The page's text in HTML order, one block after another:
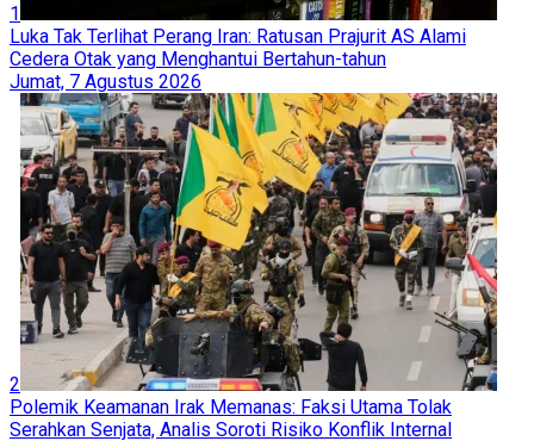
1
Luka Tak Terlihat Perang Iran: Ratusan Prajurit AS Alami
Cedera Otak yang Menghantui Bertahun-tahun
Jumat, 7 Agustus 2026
2
Polemik Keamanan Irak Memanas: Faksi Utama Tolak
Serahkan Senjata, Analis Soroti Risiko Konflik Internal